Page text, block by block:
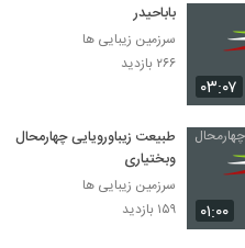
۰۳:۰۷
باباحیدر
سرزمین زیبایی ها
۲۶۶ بازدید
۰۱:۰۰
طبیعت زیباورویایی چهارمحال
وبختیاری
سرزمین زیبایی ها
۱۵۹ بازدید